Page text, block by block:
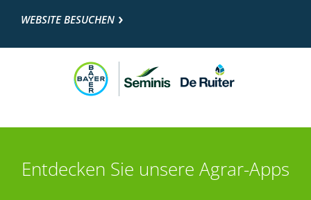
WEBSITE BESUCHEN
Entdecken Sie unsere Agrar-Apps